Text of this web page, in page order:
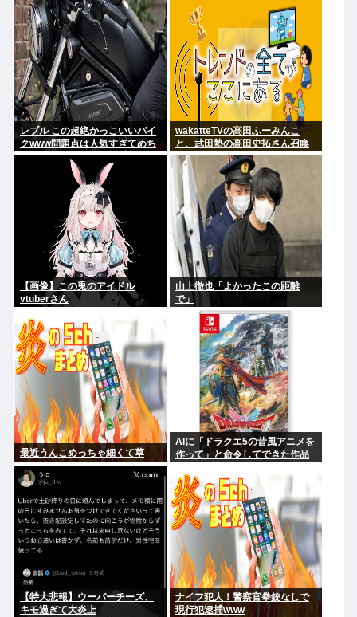
レブル この超絶かっこいいバイ
クwww問題点は人気すぎてめち
ゃくちゃ乗ってるやついるwww
wakatteTVの高田ふーみんこ
と、武田塾の高田史拓さん召喚
スレ
【画像】この兎のアイドル
vtuberさん
山上徹也「よかったこの距離
で」
最近うんこめっちゃ細くて草
AIに「ドラクエ5の昔風アニメを
作って」と命令してできた作品
【特大悲報】ウーバーチーズ、
キモ過ぎて大炎上
ナイフ犯人！警察官拳銃なしで
現行犯逮捕www